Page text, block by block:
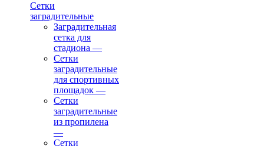
Сетки
заградительные
Заградительная
сетка для
стадиона —
Сетки
заградительные
для спортивных
площадок —
Сетки
заградительные
из пропилена
—
Сетки